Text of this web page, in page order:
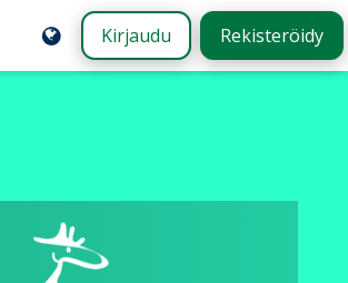
Kirjaudu Rekisteröidy